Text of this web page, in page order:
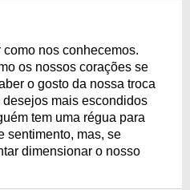
nos conhecemos.
os nossos corações se
o gosto da nossa troca
mais escondidos
tem uma régua para
sentimento, mas, se
dimensionar o nosso